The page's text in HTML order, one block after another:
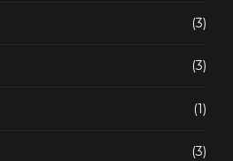
(3)
(3)
(1)
(3)